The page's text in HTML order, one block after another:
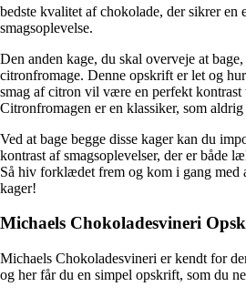
bedste kvalitet af chokolade, der sikrer en
smagsoplevelse.
Den anden kage, du skal overveje at
citronfromage. Denne opskrift er let og
smag af citron vil være en perfekt kontrast
Citronfromagen er en klassiker, som
Ved at bage begge disse kager kan du
kontrast af smagsoplevelser, der er både
Så hiv forklædet frem og kom i gang med
kager!
Michaels Chokoladesvineri
Michaels Chokoladesvineri er kendt for
og her får du en simpel opskrift, som du